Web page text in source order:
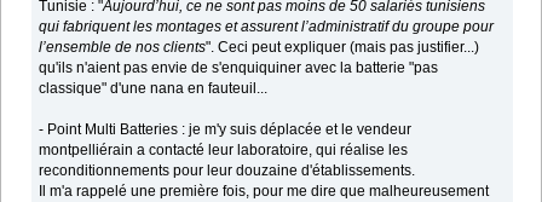
Tunisie : "Aujourd’hui, ce ne sont pas moins de 50 salariés tunisiens
qui fabriquent les montages et assurent l’administratif du groupe pour
l’ensemble de nos clients". Ceci peut expliquer (mais pas justifier...)
qu'ils n'aient pas envie de s'enquiquiner avec la batterie "pas
classique" d'une nana en fauteuil...
- Point Multi Batteries : je m'y suis déplacée et le vendeur
montpelliérain a contacté leur laboratoire, qui réalise les
reconditionnements pour leur douzaine d'établissements.
Il m'a rappelé une première fois, pour me dire que malheureusement